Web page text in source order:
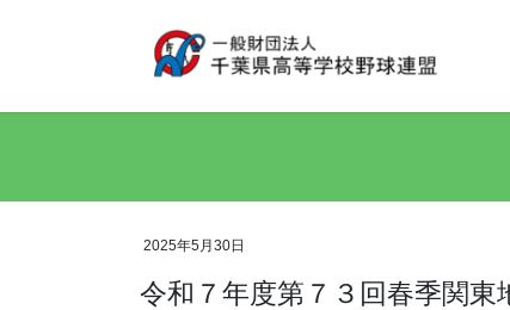
2025年5月30日
令和７年度第７３回春季関